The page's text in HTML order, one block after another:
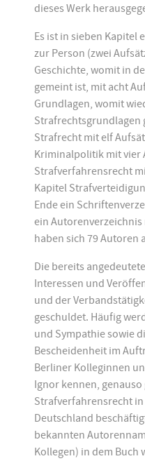
dieses Werk
Es ist in sieben Kapitel
zur Person (zwei
Geschichte, womit in
gemeint ist, mit acht
Grundlagen, womit
Strafrechtsgrundlagen
Strafrecht mit elf
Kriminalpolitik mit vier
Strafverfahrensrecht
Kapitel
Ende ein
ein Autorenverzeichnis
haben sich 79 Autoren
Die bereits
Interessen und
und der
geschuldet. Häufig
und Sympathie sowie
Bescheidenheit im
Berliner Kolleginnen
Ignor kennen,
Strafverfahrensrecht
Deutschland
bekannten
Kollegen) in dem Buch